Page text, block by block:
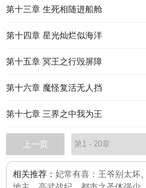
第十三章 生死相随进船舱
第十四章 星光灿烂似海洋
第十五章 冥王之行毁屏障
第十六章 魔怪复活无人挡
第十七章 三界之中我为王
上一页
相关推荐： 妃常有喜：王爷别太坏